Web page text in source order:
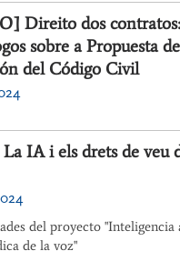
Direito dos contratos:
sobre a Propuesta de
del Código Civil
IA i els drets de veu
del proyecto
de la voz"